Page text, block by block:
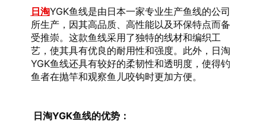
日淘YGK鱼线是由日本一家专业生产鱼线的公司
所生产，因其高品质、高性能以及环保特点而备
受推崇。这款鱼线采用了独特的线材和编织工
艺，使其具有优良的耐用性和强度。此外，日淘
YGK鱼线还具有较好的柔韧性和透明度，使得钓
鱼者在抛竿和观察鱼儿咬钩时更加方便。
日淘YGK鱼线的优势：